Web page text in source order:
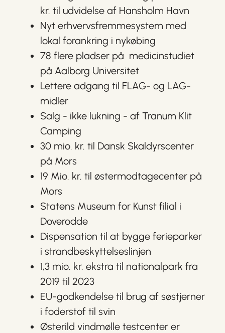
kr. til udvidelse af Hansholm Havn
Nyt erhvervsfremmesystem med
lokal forankring i nykøbing
78 flere pladser på medicinstudiet
på Aalborg Universitet
Lettere adgang til FLAG- og LAG-
midler
Salg - ikke lukning - af Tranum Klit
Camping
30 mio. kr. til Dansk Skaldyrscenter
på Mors
19 Mio. kr. til østermodtagecenter på
Mors
Statens Museum for Kunst filial i
Doverodde
Dispensation til at bygge ferieparker
i strandbeskyttelseslinjen
1,3 mio. kr. ekstra til nationalpark fra
2019 til 2023
EU-godkendelse til brug af søstjerner
i foderstof til svin
Østerild vindmølle testcenter er